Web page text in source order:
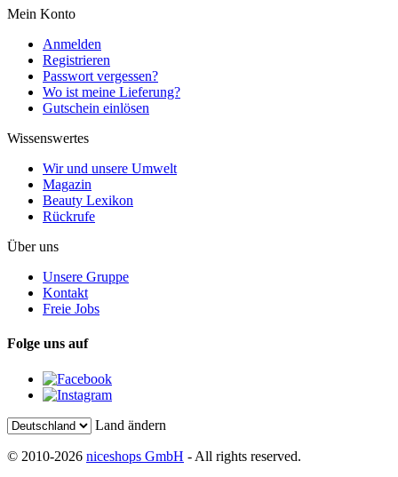
Mein Konto
Anmelden
Registrieren
Passwort vergessen?
Wo ist meine Lieferung?
Gutschein einlösen
Wissenswertes
Wir und unsere Umwelt
Magazin
Beauty Lexikon
Rückrufe
Über uns
Unsere Gruppe
Kontakt
Freie Jobs
Folge uns auf
Land ändern
© 2010-2026 niceshops GmbH - All rights reserved.